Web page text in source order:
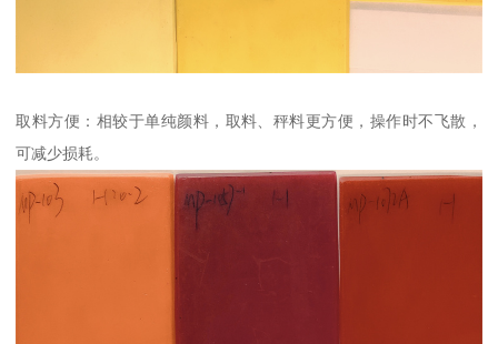
取料方便：相较于单纯颜料，取料、秤料更方便，操作时不飞散，
可减少损耗。